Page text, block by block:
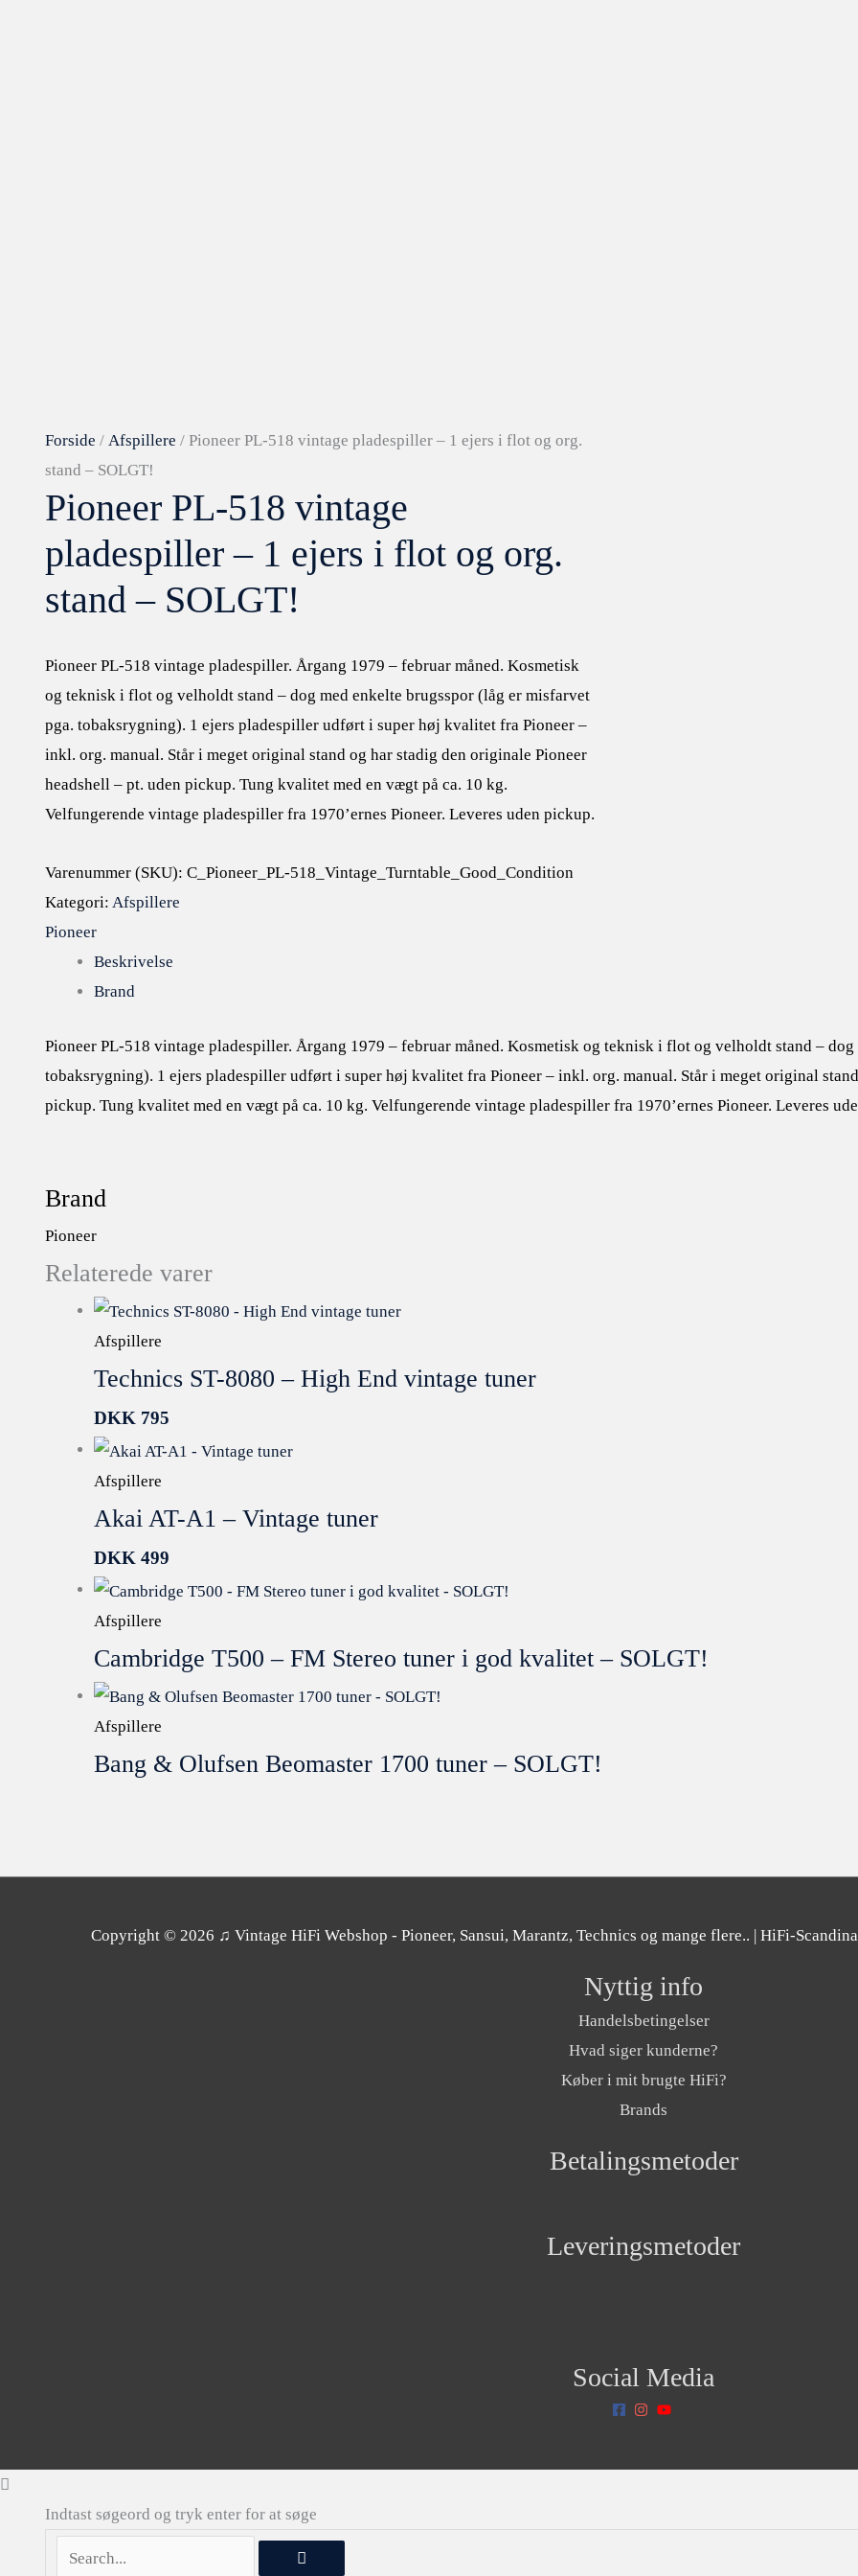
Forside / Afspillere / Pioneer PL-518 vintage pladespiller – 1 ejers i flot og org.
stand – SOLGT!
Pioneer PL-518 vintage
pladespiller – 1 ejers i flot og org.
stand – SOLGT!
Pioneer PL-518 vintage pladespiller. Årgang 1979 – februar måned. Kosmetisk
og teknisk i flot og velholdt stand – dog med enkelte brugsspor (låg er misfarvet
pga. tobaksrygning). 1 ejers pladespiller udført i super høj kvalitet fra Pioneer –
inkl. org. manual. Står i meget original stand og har stadig den originale Pioneer
headshell – pt. uden pickup. Tung kvalitet med en vægt på ca. 10 kg.
Velfungerende vintage pladespiller fra 1970’ernes Pioneer. Leveres uden pickup.
Varenummer (SKU): C_Pioneer_PL-518_Vintage_Turntable_Good_Condition
Kategori: Afspillere
Pioneer
Beskrivelse
Brand
Pioneer PL-518 vintage pladespiller. Årgang 1979 – februar måned. Kosmetisk og teknisk i flot og velholdt stand –
tobaksrygning). 1 ejers pladespiller udført i super høj kvalitet fra Pioneer – inkl. org. manual. Står i meget original
pickup. Tung kvalitet med en vægt på ca. 10 kg. Velfungerende vintage pladespiller fra 1970’ernes Pioneer. Leveres
Brand
Pioneer
Relaterede varer
Afspillere
Technics ST-8080 – High End vintage tuner
DKK 795
Afspillere
Akai AT-A1 – Vintage tuner
DKK 499
Afspillere
Cambridge T500 – FM Stereo tuner i god kvalitet – SOLGT!
Afspillere
Bang & Olufsen Beomaster 1700 tuner – SOLGT!
Copyright © 2026 ♫ Vintage HiFi Webshop - Pioneer, Sansui, Marantz, Technics og mange flere.. | HiFi-
Nyttig info
Handelsbetingelser
Hvad siger kunderne?
Køber i mit brugte HiFi?
Brands
Betalingsmetoder
Leveringsmetoder
Social Media
Indtast søgeord og tryk enter for at søge